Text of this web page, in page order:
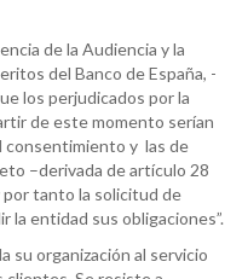
de la Audiencia y la
del Banco de España, -
los perjudicados por la
de este momento serían
consentimiento y las de
–derivada de artículo 28
por tanto la solicitud de
la entidad sus obligaciones”.
su organización al servicio